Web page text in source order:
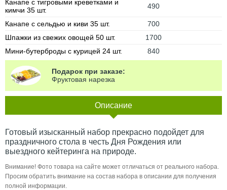
Канапе с тигровыми креветками и
кимчи 35 шт.
490
Канапе с сельдью и киви 35 шт.
700
Шпажки из свежих овощей 50 шт.
1700
Мини-бутерброды с курицей 24 шт.
840
Подарок при заказе:
Фруктовая нарезка
Описание
Готовый изысканный набор прекрасно подойдет для
праздничного стола в честь Дня Рождения или
выездного кейтеринга на природе.
Внимание! Фото товара на сайте может отличаться от реального набора.
Просим обратить внимание на состав набора в описании для получения
полной информации.